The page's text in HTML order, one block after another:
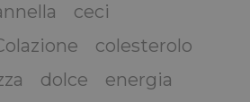
ceci
colesterolo
dolce
energia